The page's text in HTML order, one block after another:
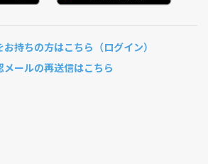
持ちの方はこちら（ログイン）
メールの再送信はこちら